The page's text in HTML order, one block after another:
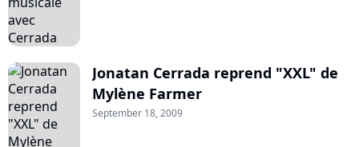
Jonatan Cerrada reprend "XXL" de
Mylène Farmer
September 18, 2009